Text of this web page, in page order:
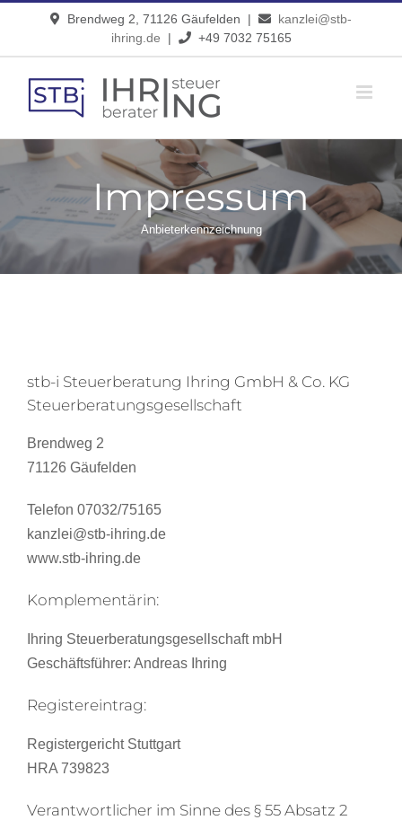
springen
Brendweg 2, 71126 Gäufelden |
kanzlei@stb-
ihring.de | +49 7032 75165
Impressum
Anbieterkennzeichnung
stb-i Steuerberatung Ihring GmbH & Co. KG
Steuerberatungsgesellschaft
Brendweg 2
71126 Gäufelden
Telefon 07032/75165
kanzlei@stb-ihring.de
www.stb-ihring.de
Komplementärin:
Ihring Steuerberatungsgesellschaft mbH
Geschäftsführer: Andreas Ihring
Registereintrag:
Registergericht Stuttgart
HRA 739823
Verantwortlicher im Sinne des § 55 Absatz 2